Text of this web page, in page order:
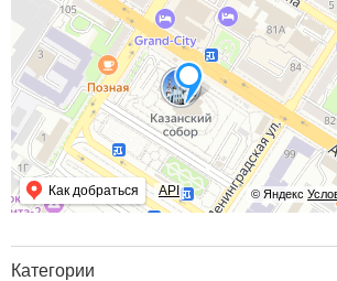
© Яндекс
Как добраться API
Категории